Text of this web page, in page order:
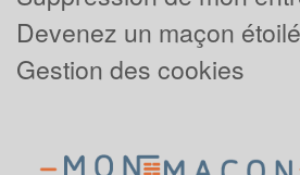
Devenez un maçon étoilé
Gestion des cookies